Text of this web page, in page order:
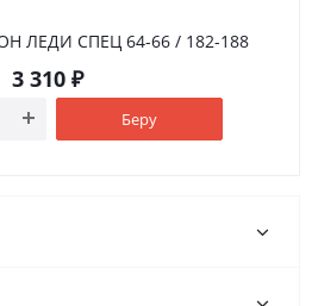
ЛЕДИ СПЕЦ 64-66 / 182-188
3 310₽
Беру